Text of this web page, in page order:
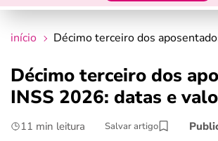
crédito fácil
últimas notícias
início Décimo terceiro dos
Décimo terceiro dos
INSS 2026: datas e
11 min leitura Salvar artigo